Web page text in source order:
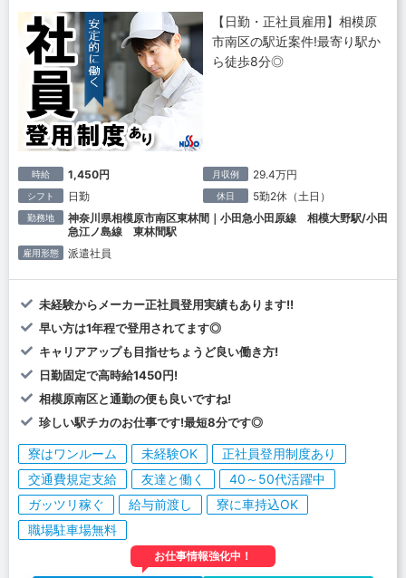
【日勤・正社員雇用】相模原
市南区の駅近案件!最寄り駅か
ら徒歩8分◎
時給 1,450円 月収例 29.4万円
シフト 日勤 休日 5勤2休（土日）
勤務地
神奈川県相模原市南区東林間｜小田急小田原線 相模大野駅/小田
急江ノ島線 東林間駅
雇用形態 派遣社員
未経験からメーカー正社員登用実績もあります!!
早い方は1年程で登用されてます◎
キャリアアップも目指せちょうど良い働き方!
日勤固定で高時給1450円!
相模原南区と通勤の便も良いですね!
珍しい駅チカのお仕事です!最短8分です◎
寮はワンルーム 未経験OK
正社員登用制度あり
交通費規定支給
友達と働く
40～50代活躍中
ガッツリ稼ぐ
給与前渡し
寮に車持込OK
職場駐車場無料
お仕事情報強化中！